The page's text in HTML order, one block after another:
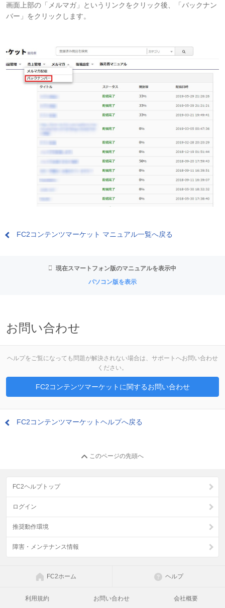
画面上部の「メルマガ」というリンクをクリック後、「バックナン
バー」をクリックします。
FC2コンテンツマーケット マニュアル一覧へ戻る
現在スマートフォン版のマニュアルを表示中
パソコン版を表示
お問い合わせ
ヘルプをご覧になっても問題が解決されない場合は、サポートへお問い合わせ
ください。
FC2コンテンツマーケットに関するお問い合わせ
FC2コンテンツマーケットヘルプへ戻る
このページの先頭へ
FC2ヘルプトップ
ログイン
推奨動作環境
障害・メンテナンス情報
FC2ホーム ヘルプ
利用規約 お問い合わせ 会社概要